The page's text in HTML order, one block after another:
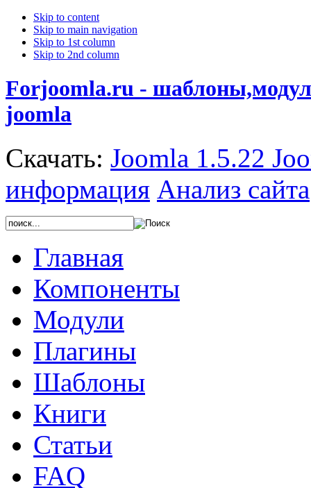
Skip to content
Skip to main navigation
Skip to 1st column
Skip to 2nd column
Forjoomla.ru -
joomla
Скачать: Joomla 1.5.22
информация Анализ сайта
Главная
Компоненты
Модули
Плагины
Шаблоны
Книги
Статьи
FAQ